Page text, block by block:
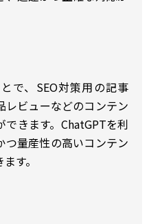
で、SEO対策用の記事
レビューなどのコンテン
きます。ChatGPTを利
つ量産性の高いコンテン
す。